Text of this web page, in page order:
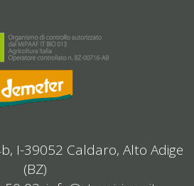
I-39052 Caldaro, Alto Adige
(BZ)